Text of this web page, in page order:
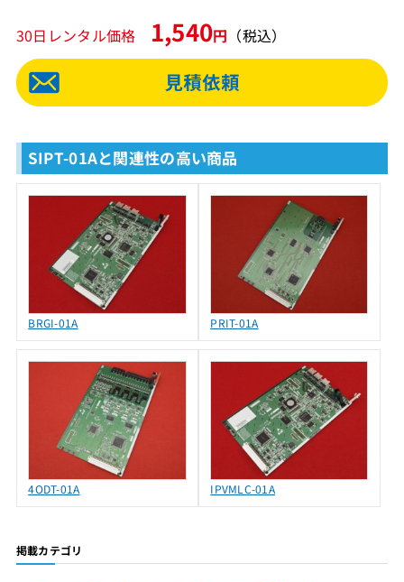
30日レンタル価格 1,540円 （税込）
SIPT-01Aと関連性の高い商品
BRGI-01A PRIT-01A
4ODT-01A IPVMLC-01A
掲載カテゴリ